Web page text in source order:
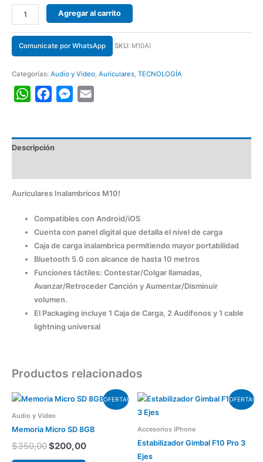
Agregar al carrito
Comunicate por WhatsApp SKU: M10AI
Categorías: Audio y Video, Auriculares, TECNOLOGÍA
WhatsAppFacebookMessenger
Descripción
Auriculares Inalambricos M10!
Compatibles con Android/iOS
Cuenta con panel digital que detalla el nivel de carga
Caja de carga inalambrica permitiendo mayor portabilidad
Bluetooth 5.0 con alcance de hasta 10 metros
Funciones táctiles: Contestar/Colgar llamadas,
Avanzar/Retroceder Canción y Aumentar/Disminuir
volumen.
El Packaging incluye 1 Caja de Carga, 2 Audífonos y 1 cable
lightning universal
Productos relacionados
OFERTA!
Audio y Video
Memoria Micro SD 8GB
$350,00
El
original
era:
$350,00.
$200,00
El
precio
es:
OFERTA!
Accesorios IPhone
Estabilizador Gimbal F10 Pro 3
Ejes
El
era:
$5.990,00.
El
precio